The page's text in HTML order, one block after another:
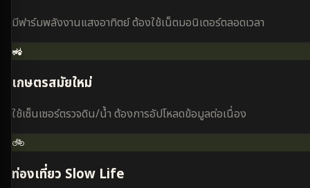
มีฟาร์มพลังงานแสงอาทิตย์ ต้องใช้เน็ตมอนิเตอร์ตลอดเวลา
🚜
เกษตรสมัยใหม่
ใช้เซ็นเซอร์ตรวจดิน/น้ำ ต้องการอัปโหลดข้อมูลต่อเนื่อง
🚲
ท่องเที่ยว Slow Life